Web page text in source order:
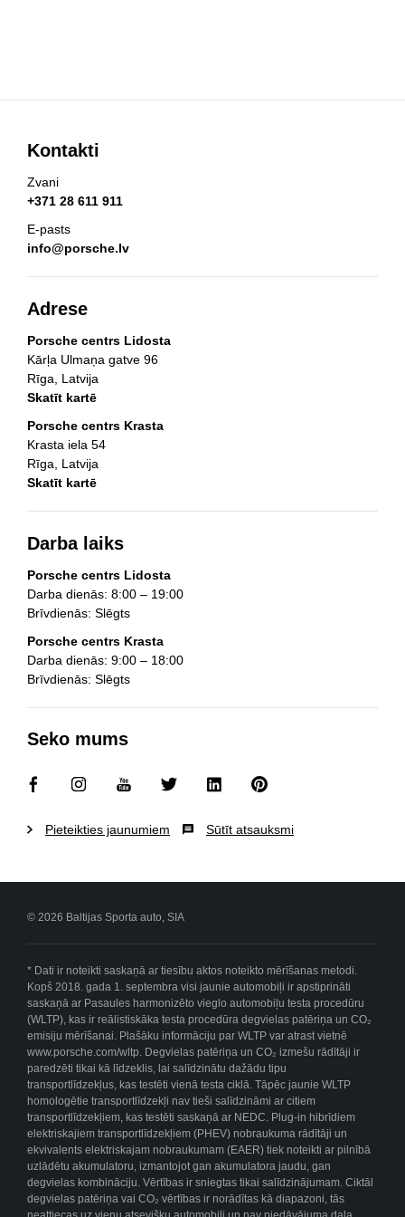
Kontakti
Zvani
+371 28 611 911
E-pasts
info@porsche.lv
Adrese
Porsche centrs Lidosta
Kārļa Ulmaņa gatve 96
Rīga, Latvija
Skatīt kartē
Porsche centrs Krasta
Krasta iela 54
Rīga, Latvija
Skatīt kartē
Darba laiks
Porsche centrs Lidosta
Darba dienās: 8:00 – 19:00
Brīvdienās: Slēgts
Porsche centrs Krasta
Darba dienās: 9:00 – 18:00
Brīvdienās: Slēgts
Seko mums
Pieteikties jaunumiem Sūtīt atsauksmi
© 2026 Baltijas Sporta auto, SIA
* Dati ir noteikti saskaņā ar tiesību aktos noteikto mērīšanas metodi.
Kopš 2018. gada 1. septembra visi jaunie automobiļi ir apstiprināti
saskaņā ar Pasaules harmonizēto vieglo automobiļu testa procedūru
(WLTP), kas ir reālistiskāka testa procedūra degvielas patēriņa un CO₂
emisiju mērīšanai. Plašāku informāciju par WLTP var atrast vietnē
www.porsche.com/wltp. Degvielas patēriņa un CO₂ izmešu rādītāji ir
paredzēti tikai kā līdzeklis, lai salīdzinātu dažādu tipu
transportlīdzekļus, kas testēti vienā testa ciklā. Tāpēc jaunie WLTP
homologētie transportlīdzekļi nav tieši salīdzināmi ar citiem
transportlīdzekļiem, kas testēti saskaņā ar NEDC. Plug-in hibrīdiem
elektriskajiem transportlīdzekļiem (PHEV) nobraukuma rādītāji un
ekvivalents elektriskajam nobraukumam (EAER) tiek noteikti ar pilnībā
uzlādētu akumulatoru, izmantojot gan akumulatora jaudu, gan
degvielas kombināciju. Vērtības ir sniegtas tikai salīdzinājumam. Ciktāl
degvielas patēriņa vai CO₂ vērtības ir norādītas kā diapazoni, tās